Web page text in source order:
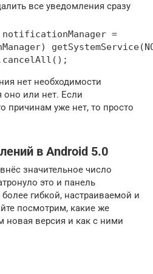
все уведомления сразу
=
нет необходимости
оно или нет. Если
причинам уже нет, то просто
в Android 5.0
значительное число
это и панель
гибкой, настраиваемой и
посмотрим, какие же
новая версия и как с ними